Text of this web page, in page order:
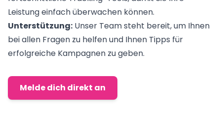
Leistung einfach überwachen können.
Unterstützung: Unser Team steht bereit, um Ihnen
bei allen Fragen zu helfen und Ihnen Tipps für
erfolgreiche Kampagnen zu geben.
Melde dich direkt an